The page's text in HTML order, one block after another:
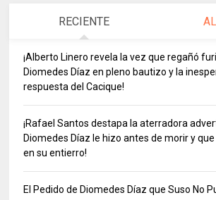
RECIENTE
¡Alberto Linero revela la vez que regañó
Diomedes Díaz en pleno bautizo y la
respuesta del Cacique!
¡Rafael Santos destapa la aterradora
Diomedes Díaz le hizo antes de morir y
en su entierro!
El Pedido de Diomedes Díaz que Suso No